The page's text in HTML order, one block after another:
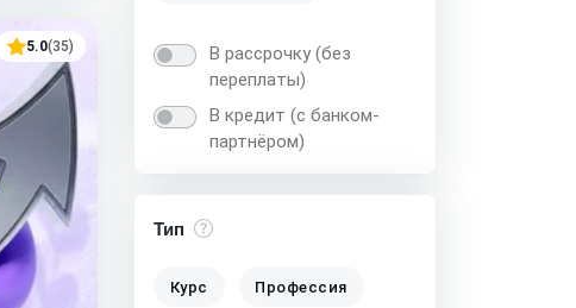
5.0(35)
В рассрочку (без
переплаты)
В кредит (с банком-
партнёром)
Тип
Курс Профессия